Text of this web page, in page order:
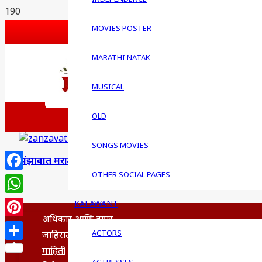
PINTEREST
BLOGSPOT
MOVIES POSTER
MARATHI NATAK
MUSICAL
OLD
SONGS MOVIES
OTHER SOCIAL PAGES
KALAWANT
ACTORS
झंझावात मराठी मूवी
अधिकार आणि वापर
जाहिरात
माहिती
Facebook
WhatsApp
Pinterest
Share